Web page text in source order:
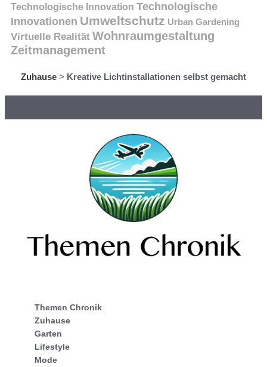
Technologische Innovation Technologische
Innovationen Umweltschutz Urban Gardening
Virtuelle Realität Wohnraumgestaltung
Zeitmanagement
Zuhause > Kreative Lichtinstallationen selbst gemacht
Themen Chronik
Zuhause
Garten
Lifestyle
Mode